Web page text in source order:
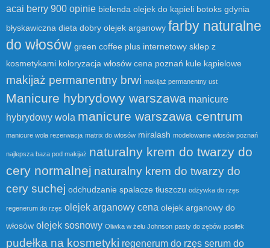
acai berry 900 opinie bielenda olejek do kąpieli botoks gdynia
błyskawiczna dieta dobry olejek arganowy farby naturalne
do włosów green coffee plus internetowy sklep z
kosmetykami koloryzacja włosów cena poznań kule kąpielowe
makijaż permanentny brwi makijaż permanentny ust
Manicure hybrydowy warszawa manicure
hybrydowy wola manicure warszawa centrum
manicure wola rezerwacja matrix do włosów miralash modelowanie włosów poznań
najlepsza baza pod makijaż naturalny krem do twarzy do
cery normalnej naturalny krem do twarzy do
cery suchej odchudzanie spalacze tłuszczu odżywka do rzęs
regenerum do rzęs olejek arganowy cena olejek arganowy do
włosów olejek sosnowy Oliwka w żelu Johnson pasty do zębów posiłek
pudełka na kosmetyki regenerum do rzęs serum do